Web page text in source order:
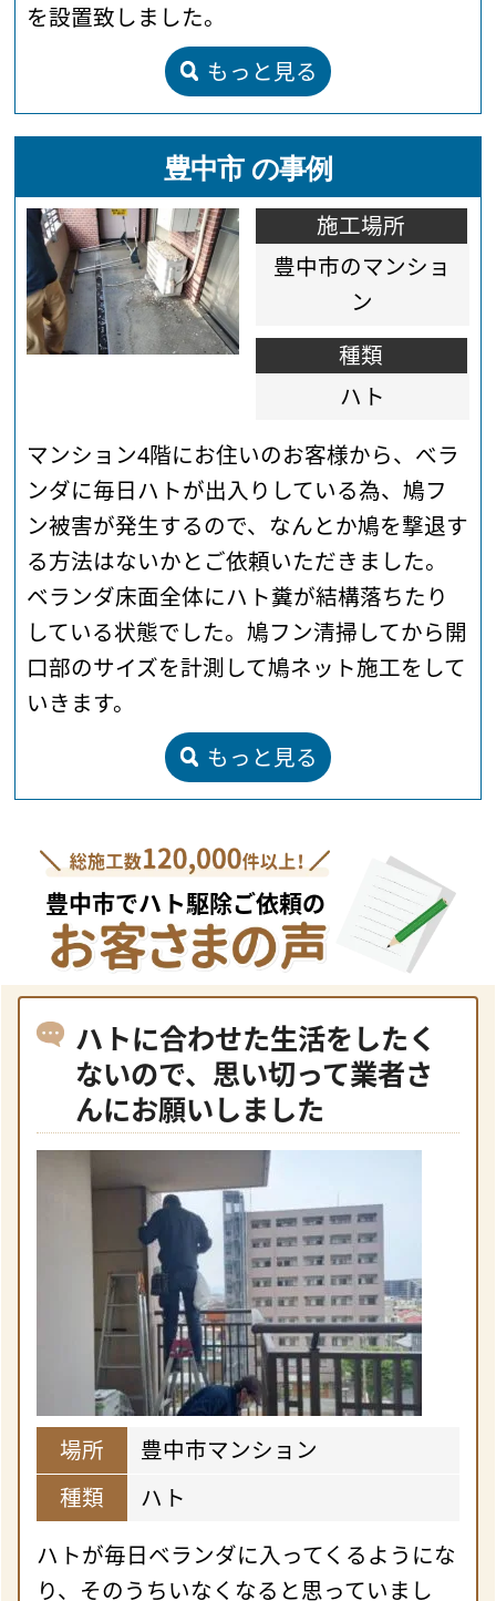
を設置致しました。
もっと見る
豊中市 の事例
施工場所
豊中市のマンショ
ン
種類
ハト
マンション4階にお住いのお客様から、べラ
ンダに毎日ハトが出入りしている為、鳩フ
ン被害が発生するので、なんとか鳩を撃退す
る方法はないかとご依頼いただきました。
ベランダ床面全体にハト糞が結構落ちたり
している状態でした。鳩フン清掃してから開
口部のサイズを計測して鳩ネット施工をして
いきます。
もっと見る
豊中市でハト駆除ご依頼の
ハトに合わせた生活をしたく
ないので、思い切って業者さ
んにお願いしました
場所
豊中市マンション
種類
ハト
ハトが毎日ベランダに入ってくるようにな
り、そのうちいなくなると思っていまし